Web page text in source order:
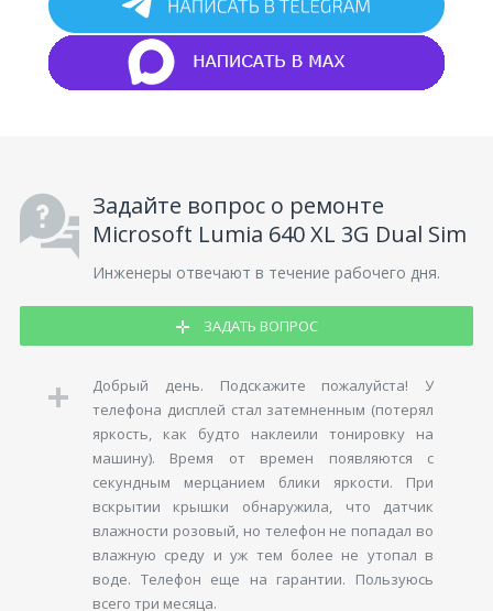
Задайте вопрос о ремонте
Microsoft Lumia 640 XL 3G Dual Sim
Инженеры отвечают в течение рабочего дня.
ЗАДАТЬ ВОПРОС
Добрый день. Подскажите пожалуйста! У
телефона дисплей стал затемненным (потерял
яркость, как будто наклеили тонировку на
машину). Время от времен появляются с
секундным мерцанием блики яркости. При
вскрытии крышки обнаружила, что датчик
влажности розовый, но телефон не попадал во
влажную среду и уж тем более не утопал в
воде. Телефон еще на гарантии. Пользуюсь
всего три месяца.